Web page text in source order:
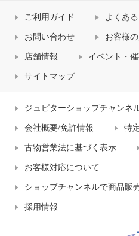
ご利用ガイド よくあ
お問い合わせ お客様
店舗情報 イベント・
サイトマップ
ジュピターショップチャンネ
会社概要/免許情報 特
古物営業法に基づく表示
お客様対応について
ショップチャンネルで商品販
採用情報